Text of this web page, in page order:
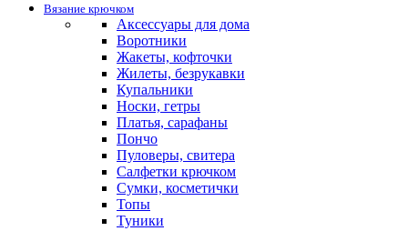
Вязание крючком
Аксессуары для дома
Воротники
Жакеты, кофточки
Жилеты, безрукавки
Купальники
Носки, гетры
Платья, сарафаны
Пончо
Пуловеры, свитера
Салфетки крючком
Сумки, косметички
Топы
Туники